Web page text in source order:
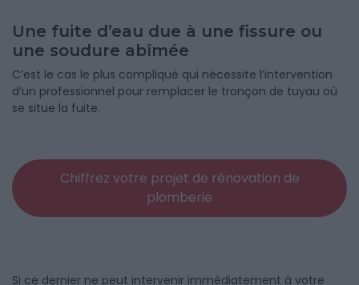
Une fuite d’eau due à une fissure ou
une soudure abîmée
C’est le cas le plus compliqué qui nécessite l’intervention
d’un professionnel pour remplacer le tronçon de tuyau où
se situe la fuite.
Chiffrez votre projet de rénovation de
plomberie
Si ce dernier ne peut intervenir immédiatement à votre